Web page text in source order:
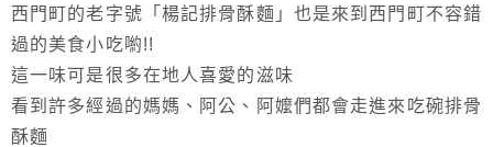
西門町的老字號「楊記排骨酥麵」也是來到西門町不容錯
過的美食小吃喲!!
這一味可是很多在地人喜愛的滋味
看到許多經過的媽媽、阿公、阿嬤們都會走進來吃碗排骨
酥麵